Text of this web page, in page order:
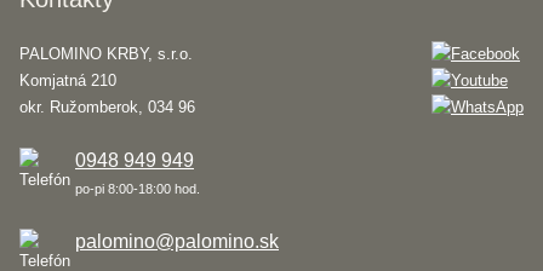
PALOMINO KRBY, s.r.o.
Komjatná 210
okr. Ružomberok, 034 96
0948 949 949
po-pi 8:00-18:00 hod.
palomino@palomino.sk